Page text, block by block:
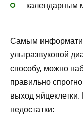
календарным
Самым
ультразвуковой
способу, можно
правильно
выход яйцеклетки.
недостатки: